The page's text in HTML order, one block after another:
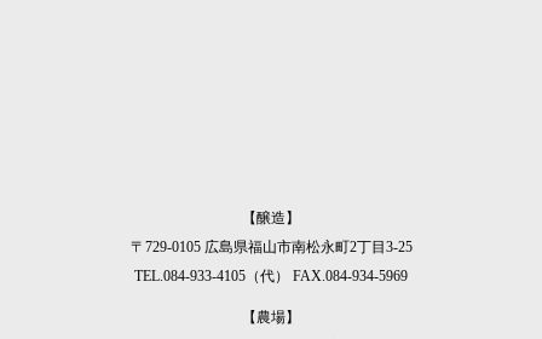
【醸造】
〒729-0105 広島県福山市南松永町2丁目3-25
TEL.084-933-4105（代）
FAX.084-934-5969
【農場】